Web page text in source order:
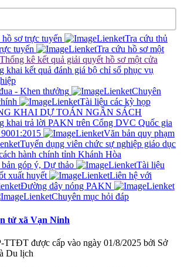
sơ trực tuyến
Tra cứu thủ
tuyến
Tra cứu hồ sơ một
Thống kê kết quả giải quyết hồ sơ một cửa
khai kết quả đánh giá bộ chỉ sổ phục vụ
- Khen thưởng
Chuyên
Tài liệu các kỳ họp
KHAI DỰ TOÁN NGÂN SÁCH
khai trả lời PAKN trên Cổng DVC Quốc gia
Văn bản quy phạm
Tuyển dụng viên chức sự nghiệp giáo dục
hành chính tỉnh Khánh Hòa
góp ý, Dự thảo
Tài liệu
xuất huyết
Liên hệ với
Đường dây nóng PAKN
Chuyên mục hỏi đáp
tử xã Vạn Ninh
TTĐT được cấp vào ngày 01/8/2025 bởi Sở
Du lịch